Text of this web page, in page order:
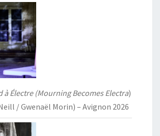
à Électre (Mourning Becomes Electra)
/ Gwenaël Morin) – Avignon 2026